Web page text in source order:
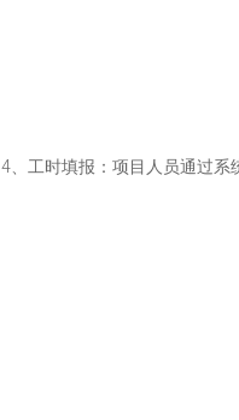
4、工时填报：项目人员通过系